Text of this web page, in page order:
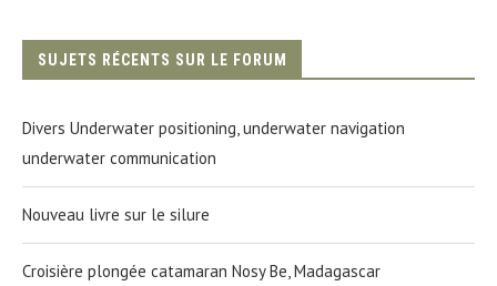
SUJETS RÉCENTS SUR LE FORUM
Divers Underwater positioning, underwater navigation
underwater communication
Nouveau livre sur le silure
Croisière plongée catamaran Nosy Be, Madagascar